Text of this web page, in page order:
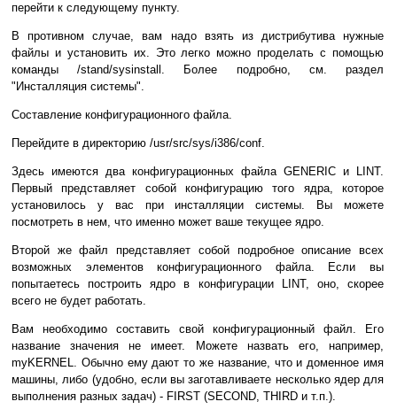
перейти к следующему пункту.
В противном случае, вам надо взять из дистрибутива нужные
файлы и установить их. Это легко можно проделать с помощью
команды /stand/sysinstall. Более подробно, см. раздел
"Инсталляция системы".
Составление конфигурационного файла.
Перейдите в директорию /usr/src/sys/i386/conf.
Здесь имеются два конфигурационных файла GENERIC и LINT.
Первый представляет собой конфигурацию того ядра, которое
установилось у вас при инсталляции системы. Вы можете
посмотреть в нем, что именно может ваше текущее ядро.
Второй же файл представляет собой подробное описание всех
возможных элементов конфигурационного файла. Если вы
попытаетесь построить ядро в конфигурации LINT, оно, скорее
всего не будет работать.
Вам необходимо составить свой конфигурационный файл. Его
название значения не имеет. Можете назвать его, например,
myKERNEL. Обычно ему дают то же название, что и доменное имя
машины, либо (удобно, если вы заготавливаете несколько ядер для
выполнения разных задач) - FIRST (SECOND, THIRD и т.п.).